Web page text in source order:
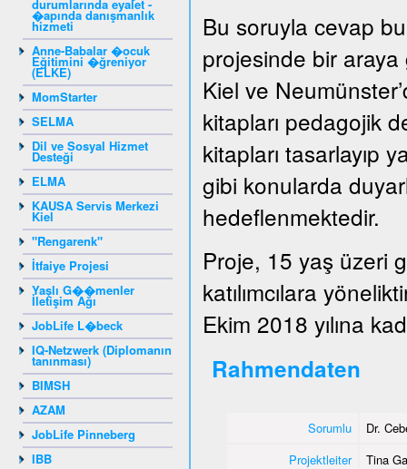
durumlarında eyalet -
�apında danışmanlık
hizmeti
Anne-Babalar �ocuk
Eğitimini �ğreniyor
(ELKE)
MomStarter
SELMA
Dil ve Sosyal Hizmet
Desteği
ELMA
KAUSA Servis Merkezi
Kiel
"Rengarenk"
İtfaiye Projesi
Yaşlı G��menler
İletişim Ağı
JobLife L�beck
IQ-Netzwerk (Diplomanın
tanınması)
BIMSH
AZAM
JobLife Pinneberg
IBB
Bu soruyla cevap
projesinde bir araya
Kiel ve
kitapları pedagojik
kitapları tasarlayıp
gibi konularda
hedeflenmektedir.
Proje, 15 yaş üzeri
katılımcılara
Ekim 2018 yılına
Rahmendaten
Sorumlu
Dr.
Projektleiter
Tina